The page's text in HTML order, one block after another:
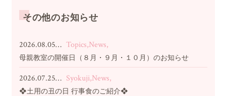
その他のお知らせ
2026.08.05… Topics,News,
母親教室の開催日（８月・９月・１０月）のお知らせ
2026.07.25… Syokuji,News,
❖土用の丑の日 行事食のご紹介❖